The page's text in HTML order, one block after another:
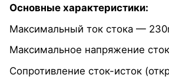
Основные характеристики:
Максимальный ток стока —
Максимальное напряжение
Сопротивление сток-исток